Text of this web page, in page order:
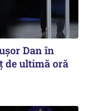
Dan în
de ultimă oră